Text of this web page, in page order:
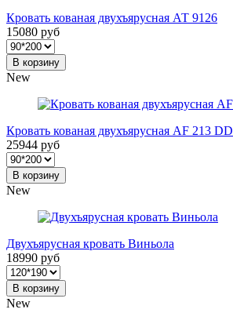
Кровать кованая двухъярусная АТ 9126
15080 руб
В корзину
New
Кровать кованая двухъярусная АF 213 DD
25944 руб
В корзину
New
Двухъярусная кровать Виньола
18990 руб
В корзину
New